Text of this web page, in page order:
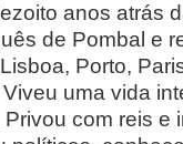
anos atrás
de Pombal e
Porto,
uma vida
com reis e